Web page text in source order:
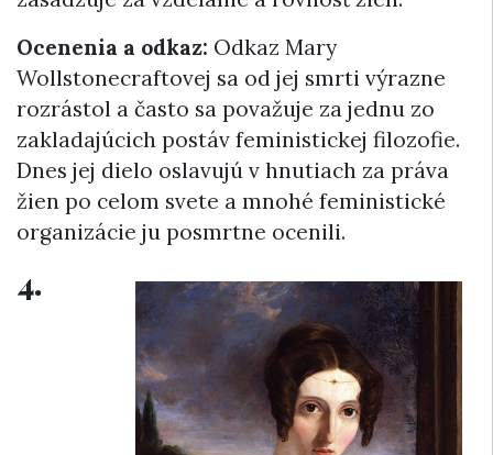
Ocenenia a odkaz: Odkaz Mary
Wollstonecraftovej sa od jej smrti výrazne
rozrástol a často sa považuje za jednu zo
zakladajúcich postáv feministickej filozofie.
Dnes jej dielo oslavujú v hnutiach za práva
žien po celom svete a mnohé feministické
organizácie ju posmrtne ocenili.
4.